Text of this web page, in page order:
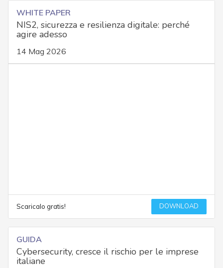
WHITE PAPER
NIS2, sicurezza e resilienza digitale: perché
agire adesso
14 Mag 2026
Scaricalo gratis! DOWNLOAD
GUIDA
Cybersecurity, cresce il rischio per le imprese
italiane